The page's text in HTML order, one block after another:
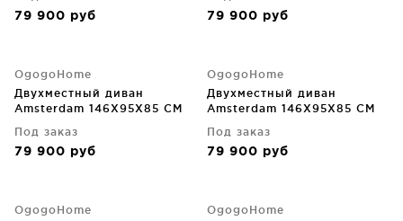
79 900 руб 79 900 руб
OgogoHome
Двухместный диван
Amsterdam 146X95X85 CM
Под заказ
79 900 руб
OgogoHome
Двухместный диван
Amsterdam 146X95X85 CM
Под заказ
79 900 руб
OgogoHome
OgogoHome